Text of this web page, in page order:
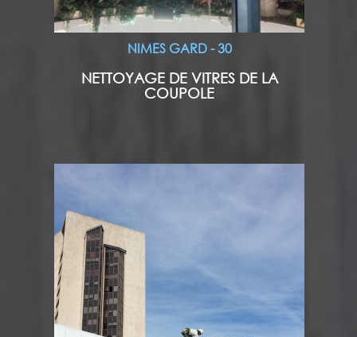
NIMES GARD - 30
NETTOYAGE DE VITRES DE LA
COUPOLE